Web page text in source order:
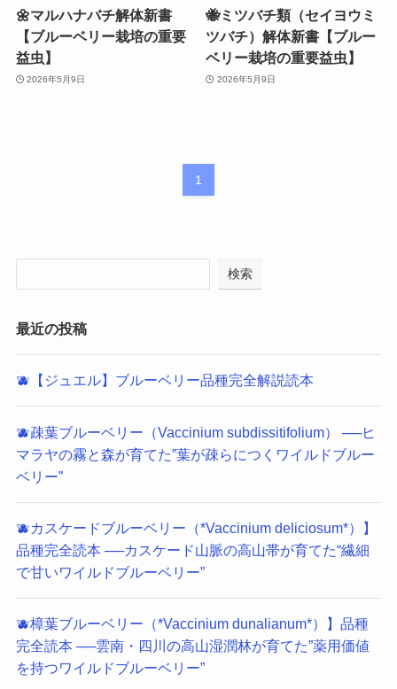
🌼マルハナバチ解体新書
【ブルーベリー栽培の重要
益虫】
2026年5月9日
🐝ミツバチ類（セイヨウミ
ツバチ）解体新書【ブルー
ベリー栽培の重要益虫】
2026年5月9日
1
検索
最近の投稿
🫐【ジュエル】ブルーベリー品種完全解説読本
🫐疎葉ブルーベリー（Vaccinium subdissitifolium） ──ヒ
マラヤの霧と森が育てた”葉が疎らにつくワイルドブルー
ベリー”
🫐カスケードブルーベリー（*Vaccinium deliciosum*）】
品種完全読本 ──カスケード山脈の高山帯が育てた“繊細
で甘いワイルドブルーベリー”
🫐樟葉ブルーベリー（*Vaccinium dunalianum*）】品種
完全読本 ──雲南・四川の高山湿潤林が育てた”薬用価値
を持つワイルドブルーベリー”